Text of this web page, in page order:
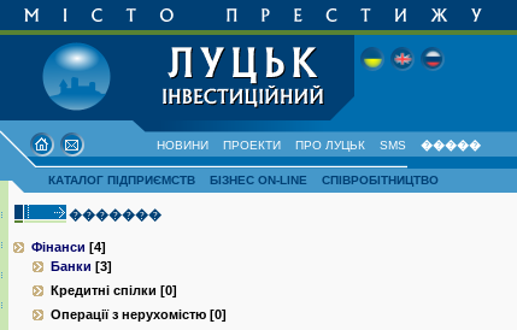
НОВИНИ ПРОЕКТИ ПРО ЛУЦЬК SMS �����
КАТАЛОГ ПІДПРИЄМСТВ БІЗНЕС ON-LINE СПІВРОБІТНИЦТВО
�������
Фінанси [4]
Банки [3]
Кредитні спілки [0]
Операції з нерухомістю [0]